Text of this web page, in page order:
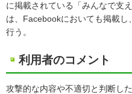
に掲載されている「みんなで支
は、Facebookにおいても掲載
行う。
利用者のコメント
攻撃的な内容や不適切と判断し